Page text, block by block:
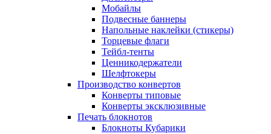
Мобайлы
Подвесные баннеры
Напольные наклейки (стикеры)
Торцевые флаги
Тейбл-тенты
Ценникодержатели
Шелфтокеры
Производство конвертов
Конверты типовые
Конверты эксклюзивные
Печать блокнотов
Блокноты Кубарики